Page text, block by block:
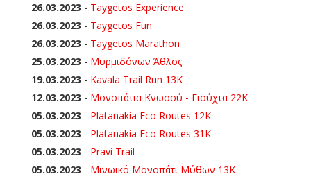
26.03.2023 - Taygetos Experience
26.03.2023 - Taygetos Fun
26.03.2023 - Taygetos Marathon
25.03.2023 - Μυρμιδόνων Άθλος
19.03.2023 - Kavala Trail Run 13K
12.03.2023 - Μονοπάτια Κνωσού - Γιούχτα 22Κ
05.03.2023 - Platanakia Eco Routes 12K
05.03.2023 - Platanakia Eco Routes 31K
05.03.2023 - Pravi Trail
05.03.2023 - Μινωικό Μονοπάτι Μύθων 13Κ